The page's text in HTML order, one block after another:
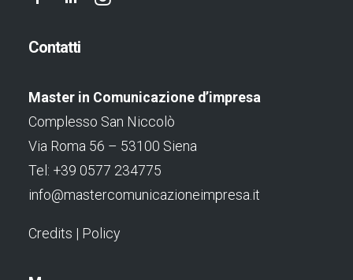
Contatti
Master in Comunicazione d’impresa
Complesso San Niccolò
Via Roma 56 – 53100 Siena
Tel: +39 0577 234775
info@mastercomunicazioneimpresa.it
Credits | Policy